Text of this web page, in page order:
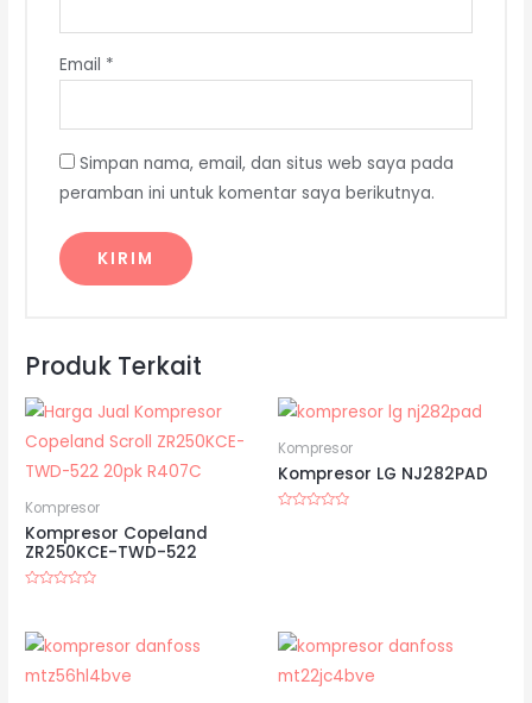
Email *
Simpan nama, email, dan situs web saya pada
peramban ini untuk komentar saya berikutnya.
Produk Terkait
Kompresor
Kompresor Copeland
ZR250KCE-TWD-522
5
Kompresor
Kompresor LG NJ282PAD